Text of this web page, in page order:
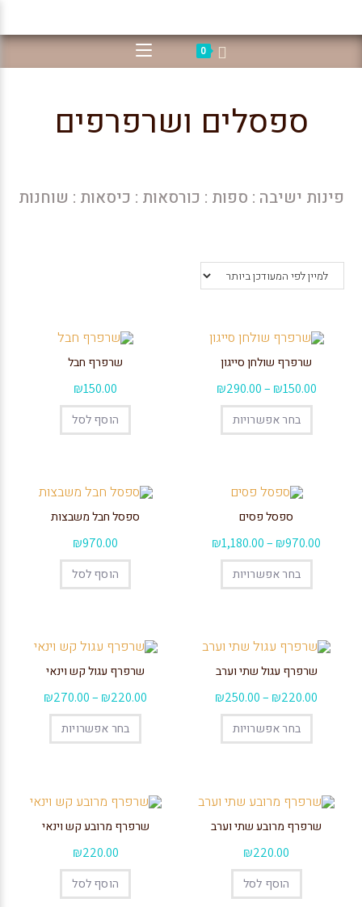
0
ספסלים ושרפרפים
פינות ישיבה : ספות : כורסאות : כיסאות : שוחנות
שרפרף שולחן סייגון
₪150.00
–
₪290.00
בחר אפשרויות
שרפרף חבל
₪150.00
הוסף לסל
ספסל פסים
₪970.00
–
₪1,180.00
בחר אפשרויות
ספסל חבל משבצות
₪970.00
הוסף לסל
שרפרף עגול שתי וערב
₪220.00
–
₪250.00
בחר אפשרויות
שרפרף עגול קש וינאי
₪220.00
–
₪270.00
בחר אפשרויות
שרפרף מרובע שתי וערב
₪220.00
הוסף לסל
שרפרף מרובע קש וינאי
₪220.00
הוסף לסל